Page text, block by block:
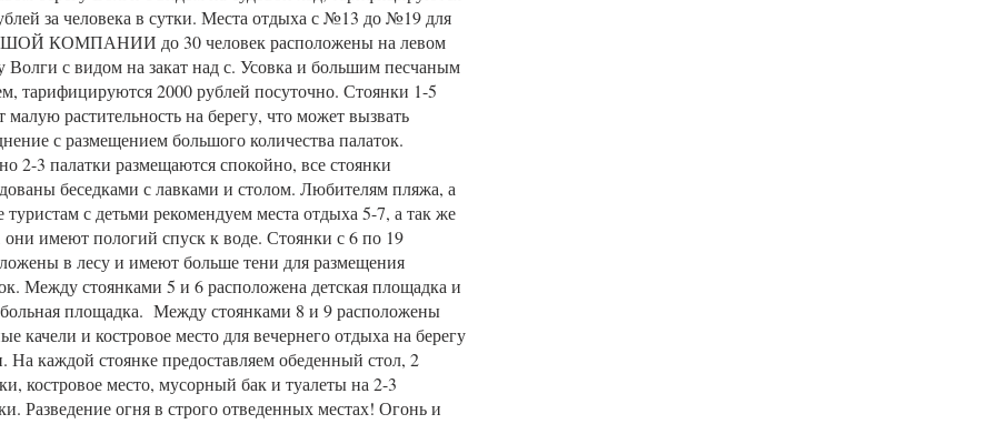
за человека в сутки. Места отдыха с №13 до №19 для
КОМПАНИИ до 30 человек расположены на левом
Волги с видом на закат над с. Усовка и большим песчаным
тарифицируются 2000 рублей посуточно. Стоянки 1-5
растительность на берегу, что может вызвать
с размещением большого количества палаток.
2-3 палатки размещаются спокойно, все стоянки
беседками с лавками и столом. Любителям пляжа, а
туристам с детьми рекомендуем места отдыха 5-7, а так же
они имеют пологий спуск к воде. Стоянки с 6 по 19
в лесу и имеют больше тени для размещения
Между стоянками 5 и 6 расположена детская площадка и
площадка. Между стоянками 8 и 9 расположены
качели и костровое место для вечернего отдыха на берегу
На каждой стоянке предоставляем обеденный стол, 2
костровое место, мусорный бак и туалеты на 2-3
Разведение огня в строго отведенных местах! Огонь и